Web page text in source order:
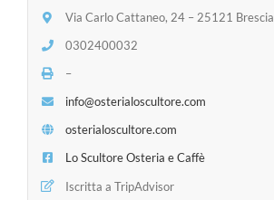
Via Carlo Cattaneo, 24 – 25121 Brescia
0302400032
–
info@osterialoscultore.com
osterialoscultore.com
Lo Scultore Osteria e Caffè
Iscritta a TripAdvisor